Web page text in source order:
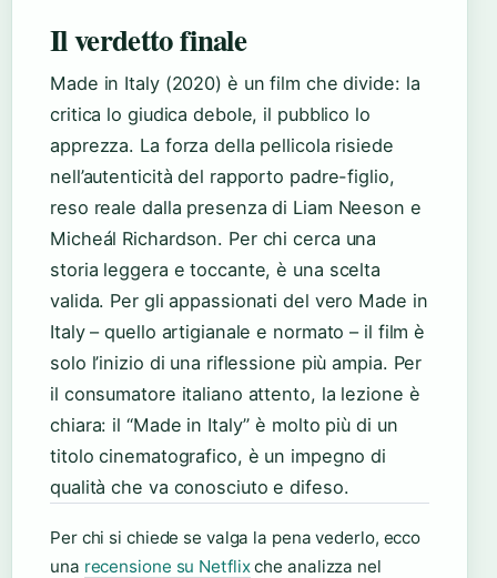
Il verdetto finale
Made in Italy (2020) è un film che divide: la
critica lo giudica debole, il pubblico lo
apprezza. La forza della pellicola risiede
nell’autenticità del rapporto padre-figlio,
reso reale dalla presenza di Liam Neeson e
Micheál Richardson. Per chi cerca una
storia leggera e toccante, è una scelta
valida. Per gli appassionati del vero Made in
Italy – quello artigianale e normato – il film è
solo l’inizio di una riflessione più ampia. Per
il consumatore italiano attento, la lezione è
chiara: il “Made in Italy” è molto più di un
titolo cinematografico, è un impegno di
qualità che va conosciuto e difeso.
Per chi si chiede se valga la pena vederlo, ecco
una recensione su Netflixche analizza nel